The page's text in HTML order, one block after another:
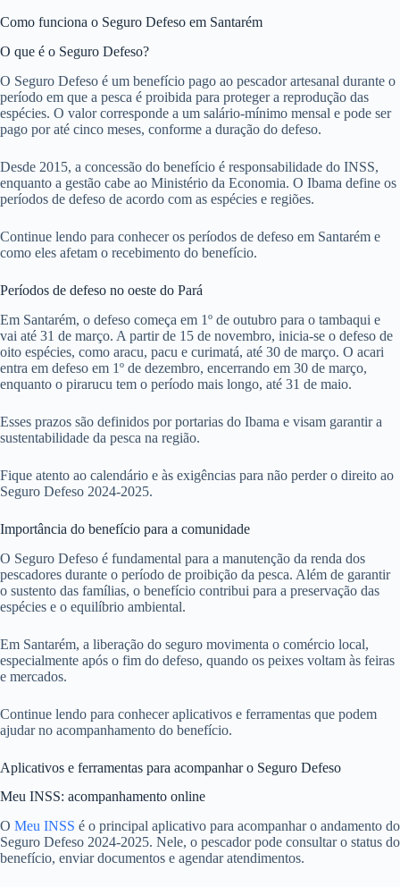
Como funciona o Seguro Defeso em Santarém
O que é o Seguro Defeso?
O Seguro Defeso é um benefício pago ao pescador artesanal durante o
período em que a pesca é proibida para proteger a reprodução das
espécies. O valor corresponde a um salário-mínimo mensal e pode ser
pago por até cinco meses, conforme a duração do defeso.
Desde 2015, a concessão do benefício é responsabilidade do INSS,
enquanto a gestão cabe ao Ministério da Economia. O Ibama define os
períodos de defeso de acordo com as espécies e regiões.
Continue lendo para conhecer os períodos de defeso em Santarém e
como eles afetam o recebimento do benefício.
Períodos de defeso no oeste do Pará
Em Santarém, o defeso começa em 1º de outubro para o tambaqui e
vai até 31 de março. A partir de 15 de novembro, inicia-se o defeso de
oito espécies, como aracu, pacu e curimatá, até 30 de março. O acari
entra em defeso em 1º de dezembro, encerrando em 30 de março,
enquanto o pirarucu tem o período mais longo, até 31 de maio.
Esses prazos são definidos por portarias do Ibama e visam garantir a
sustentabilidade da pesca na região.
Fique atento ao calendário e às exigências para não perder o direito ao
Seguro Defeso 2024-2025.
Importância do benefício para a comunidade
O Seguro Defeso é fundamental para a manutenção da renda dos
pescadores durante o período de proibição da pesca. Além de garantir
o sustento das famílias, o benefício contribui para a preservação das
espécies e o equilíbrio ambiental.
Em Santarém, a liberação do seguro movimenta o comércio local,
especialmente após o fim do defeso, quando os peixes voltam às feiras
e mercados.
Continue lendo para conhecer aplicativos e ferramentas que podem
ajudar no acompanhamento do benefício.
Aplicativos e ferramentas para acompanhar o Seguro Defeso
Meu INSS: acompanhamento online
O Meu INSS é o principal aplicativo para acompanhar o andamento do
Seguro Defeso 2024-2025. Nele, o pescador pode consultar o status do
benefício, enviar documentos e agendar atendimentos.